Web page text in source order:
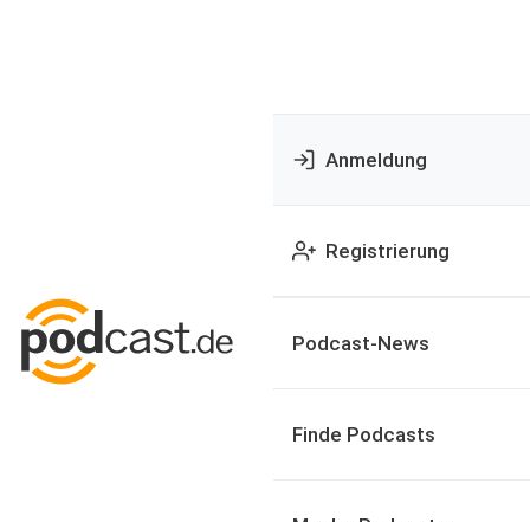
Anmeldung
Registrierung
Podcast-News
Finde Podcasts